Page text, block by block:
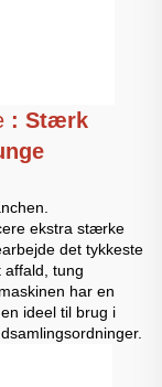
: Stærk
ekstra stærke
det tykkeste
affald, tung
har en
ideel til brug i